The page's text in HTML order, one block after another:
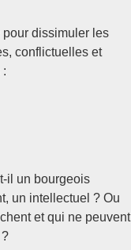
dissimuler les
conflictuelles et
:
il un bourgeois
un intellectuel ? Ou
et qui ne peuvent